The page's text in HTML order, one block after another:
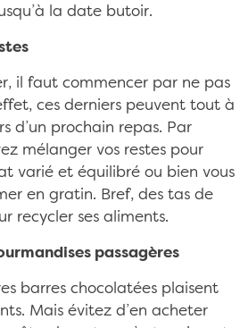
la date butoir.
il faut commencer par ne pas
ces derniers peuvent tout à
d’un prochain repas. Par
mélanger vos restes pour
varié et équilibré ou bien vous
en gratin. Bref, des tas de
recycler ses aliments.
passagères
barres chocolatées plaisent
Mais évitez d’en acheter